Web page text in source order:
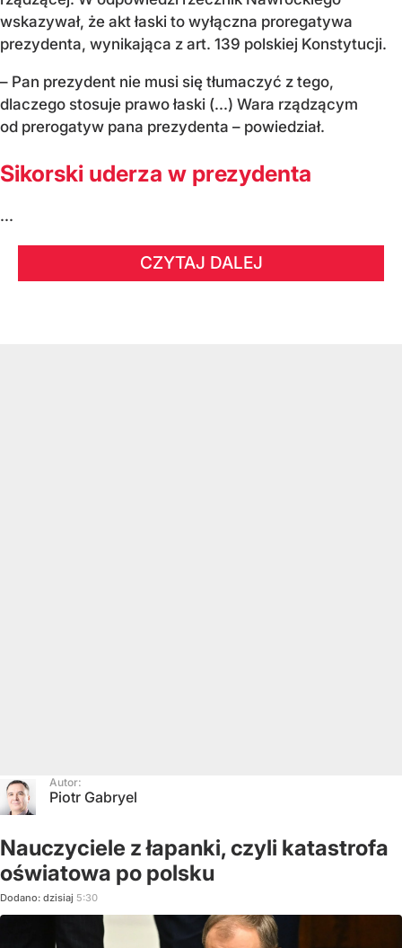
wskazywał, że akt łaski to wyłączna proregatywa
prezydenta, wynikająca z art. 139 polskiej Konstytucji.
– Pan prezydent nie musi się tłumaczyć z tego,
dlaczego stosuje prawo łaski (...) Wara rządzącym
od prerogatyw pana prezydenta – powiedział.
Sikorski uderza w prezydenta
...
CZYTAJ DALEJ
Autor:
Piotr Gabryel
Nauczyciele z łapanki, czyli katastrofa
oświatowa po polsku
Dodano: dzisiaj 5:30